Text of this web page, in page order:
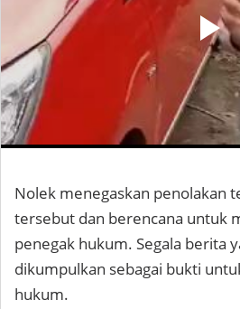
Nolek menegaskan penolakan
tersebut dan berencana untuk
penegak hukum. Segala berita
dikumpulkan sebagai bukti
hukum.